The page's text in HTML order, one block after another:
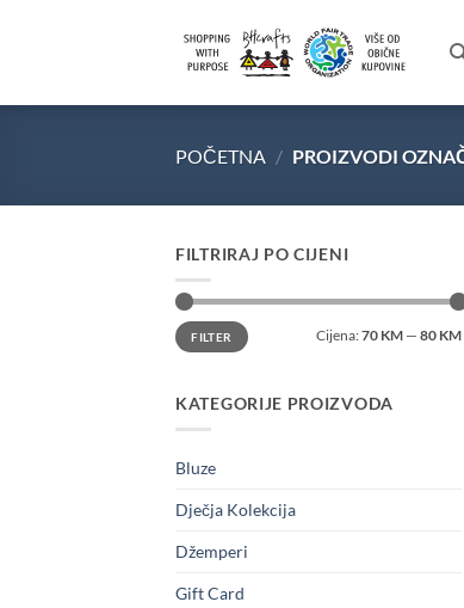
POČETNA / PROIZVODI
FILTRIRAJ PO CIJENI
Minimalna
cijena
Maksimalna
cijenaFILTER Cijena:70 KM — 80 KM
KATEGORIJE PROIZVODA
Bluze
Dječja Kolekcija
Džemperi
Gift Card